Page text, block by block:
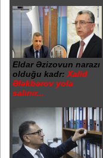
Eldar Əzizovun narazı
olduğu kadr: Xalid
Ələkbərov yola
salınır...